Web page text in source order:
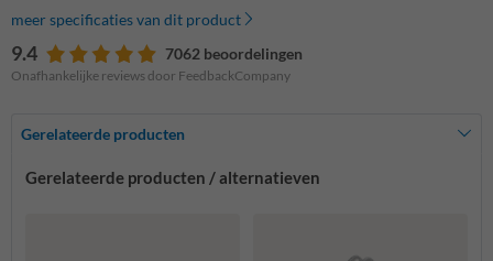
meer specificaties van dit product
9.4 7062 beoordelingen
Onafhankelijke reviews door FeedbackCompany
Gerelateerde producten
Gerelateerde producten / alternatieven